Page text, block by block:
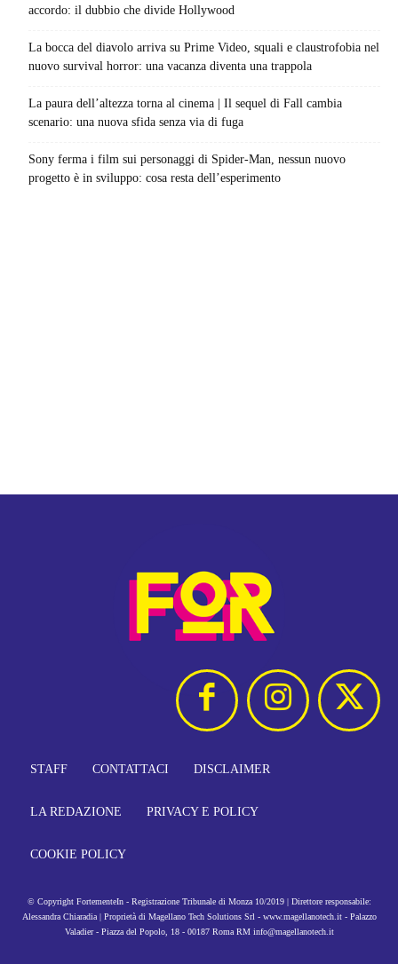
accordo: il dubbio che divide Hollywood
La bocca del diavolo arriva su Prime Video, squali e claustrofobia nel
nuovo survival horror: una vacanza diventa una trappola
La paura dell’altezza torna al cinema | Il sequel di Fall cambia
scenario: una nuova sfida senza via di fuga
Sony ferma i film sui personaggi di Spider-Man, nessun nuovo
progetto è in sviluppo: cosa resta dell’esperimento
STAFF CONTATTACI DISCLAIMER
LA REDAZIONE PRIVACY E POLICY
COOKIE POLICY
© Copyright FortementeIn - Registrazione Tribunale di Monza 10/2019 | Direttore responsabile:
Alessandra Chiaradia | Proprietà di Magellano Tech Solutions Srl - www.magellanotech.it - Palazzo
Valadier - Piazza del Popolo, 18 - 00187 Roma RM info@magellanotech.it